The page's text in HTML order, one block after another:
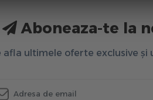
Aboneaza-te la
afla ultimele oferte exclusive